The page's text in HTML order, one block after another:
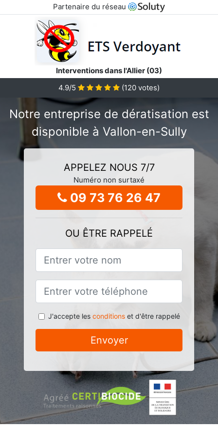
Partenaire du réseau
Interventions dans l'Allier (03)
4.9/5
(120 votes)
Notre entreprise de dératisation est
disponible à Vallon-en-Sully
APPELEZ NOUS 7/7
Numéro non surtaxé
09 73 76 26 47
OU ÊTRE RAPPELÉ
J'accepte les conditionset d'être rappelé
Envoyer